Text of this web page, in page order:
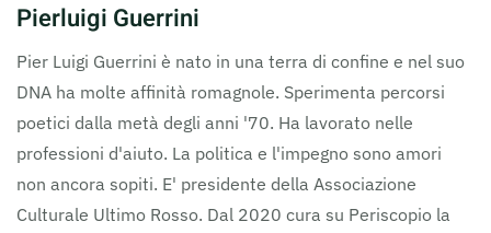
Pierluigi Guerrini
Pier Luigi Guerrini è nato in una terra di confine e nel suo
DNA ha molte affinità romagnole. Sperimenta percorsi
poetici dalla metà degli anni '70. Ha lavorato nelle
professioni d'aiuto. La politica e l'impegno sono amori
non ancora sopiti. E' presidente della Associazione
Culturale Ultimo Rosso. Dal 2020 cura su Periscopio la